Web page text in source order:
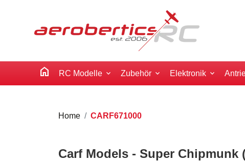
home RC Modelle Zubehör Elektronik
Home CARF671000
Carf Models - Super Chipmunk